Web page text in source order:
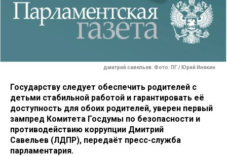
дмитрий савельев. Фото: ПГ / Юрий Инякин
Государству следует обеспечить родителей с
детьми стабильной работой и гарантировать её
доступность для обоих родителей, уверен первый
зампред Комитета Госдумы по безопасности и
противодействию коррупции Дмитрий
Савельев (ЛДПР), передаёт пресс-служба
парламентария.